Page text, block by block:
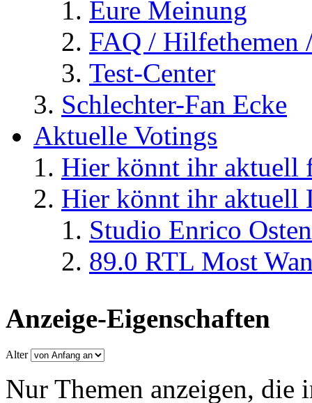
Eure Meinung
FAQ / Hilfethemen
Test-Center
Schlechter-Fan Ecke
Aktuelle Votings
Hier könnt ihr aktuell
Hier könnt ihr aktuell
Studio Enrico
89.0 RTL Most
Anzeige-Eigenschaften
Alter
Nur Themen anzeigen, die